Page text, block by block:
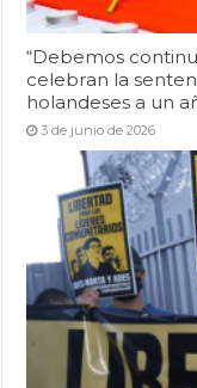
“Debemos
celebran la
holandeses a un
3 de junio de 2026